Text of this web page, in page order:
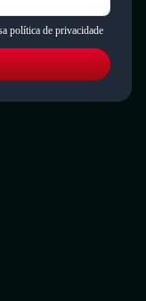
política de privacidade